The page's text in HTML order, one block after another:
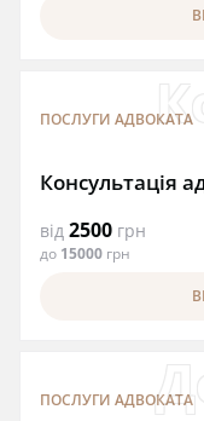
ПОСЛУГИ АДВОКАТА
Консультація
від 2500 грн
до 15000 грн
ПОСЛУГИ АДВОКАТА